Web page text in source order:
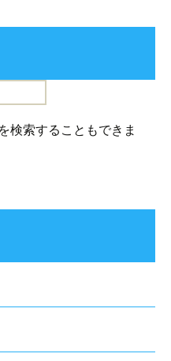
検索することもできま